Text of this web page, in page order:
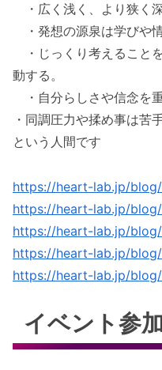
・広く浅く、より狭く
・発想の源泉は学びや情
・じっくり考えること
動する。
・自分らしさや信念を
・同調圧力や揉め事は苦手
という人間です
https://heart-lab.jp/
https://heart-lab.jp/
https://heart-lab.jp/
https://heart-lab.jp/
https://heart-lab.jp/
イベント参